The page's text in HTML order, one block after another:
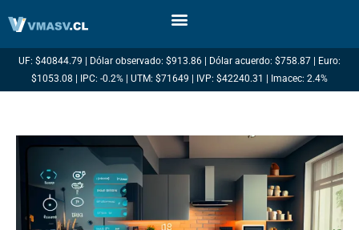
UF: $40844.79 | Dólar observado: $913.86 | Dólar acuerdo: $758.87 | Euro:
$1053.08 | IPC: -0.2% | UTM: $71649 | IVP: $42240.31 | Imacec: 2.4%